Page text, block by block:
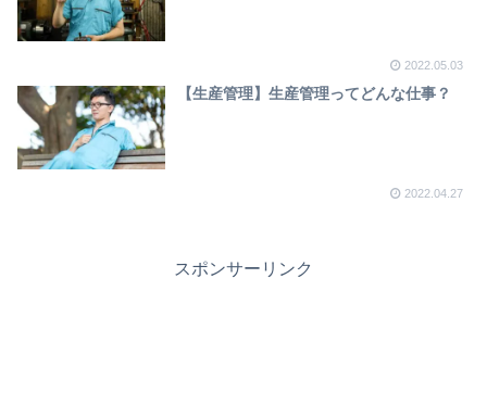
2022.05.03
【生産管理】生産管理ってどんな仕事？
2022.04.27
スポンサーリンク